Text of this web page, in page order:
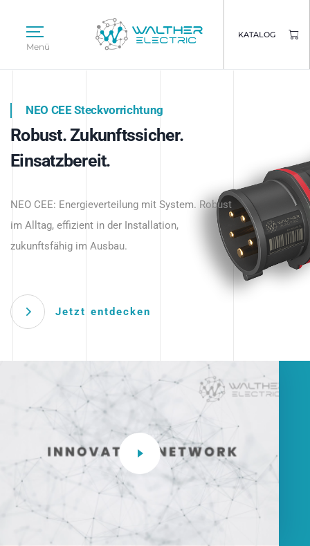
Menü
KATALOG
Intelligente Stromverteilung
beginnt hier.
NEO CEE Steckvorrichtung
Robust. Zukunftssicher.
Einsatzbereit.
NEO CEE: Energieverteilung mit System. Robust
im Alltag, effizient in der Installation,
zukunftsfähig im Ausbau.
Jetzt entdecken
Intelligenz trifft Energie.
Anwendungen – robust, IP-geschützt und
zukunftsfähig.